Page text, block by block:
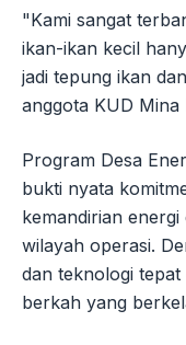
"Kami sangat
ikan-ikan kecil
jadi tepung ikan
anggota KUD Mina
Program Desa
bukti nyata
kemandirian
wilayah operasi.
dan teknologi
berkah yang